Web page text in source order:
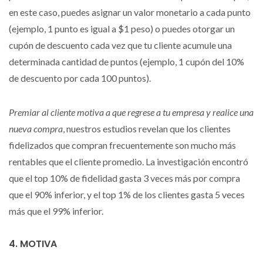
en este caso, puedes asignar un valor monetario a cada punto
(ejemplo, 1 punto es igual a $1 peso) o puedes otorgar un
cupón de descuento cada vez que tu cliente acumule una
determinada cantidad de puntos (ejemplo, 1 cupón del 10%
de descuento por cada 100 puntos).
Premiar al cliente motiva a que regrese a tu empresa y realice una
nueva compra , nuestros estudios revelan que los clientes
fidelizados que compran frecuentemente son mucho más
rentables que el cliente promedio. La investigación encontró
que el top 10% de fidelidad gasta 3 veces más por compra
que el 90% inferior, y el top 1% de los clientes gasta 5 veces
más que el 99% inferior.
4. MOTIVA